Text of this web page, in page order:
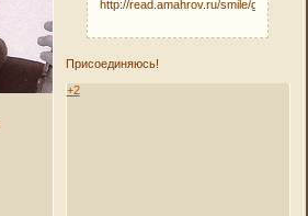
Присоединяюсь!
+2